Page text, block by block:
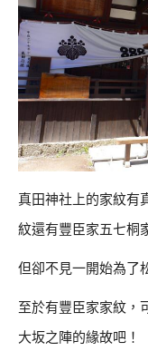
真田神社上的家紋有
紋還有豐臣家五七桐
但卻不見一開始為了
至於有豐臣家家紋，
大坂之陣的緣故吧！